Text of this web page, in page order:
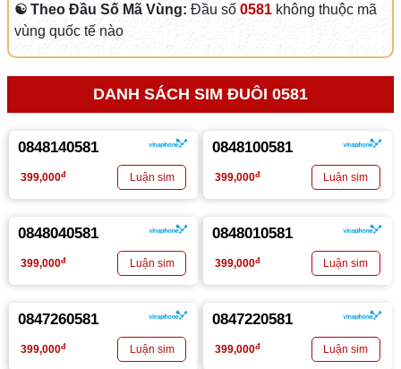
☯ Theo Đầu Số Mã Vùng: Đầu số 0581không thuộc mã
vùng quốc tế nào
DANH SÁCH SIM ĐUÔI 0581
0848140581
399,000đ
0848100581
399,000đ
0848040581
399,000đ
0848010581
399,000đ
0847260581
399,000đ
0847220581
399,000đ